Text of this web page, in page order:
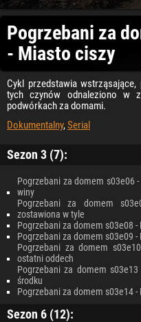
Pogrzebani za
- Miasto ciszy
Cykl przedstawia
tych czynów odnaleziono w
podwórkach za domami.
Dokumentalny,Serial
Sezon 3 (7):
Pogrzebani za domem s03e06
winy
Pogrzebani za domem
zostawiona w tyle
Pogrzebani za domem s03e08
Pogrzebani za domem s03e09
Pogrzebani za domem
ostatni oddech
Pogrzebani za domem
środku
Pogrzebani za domem s03e14 -
Sezon 6 (12):